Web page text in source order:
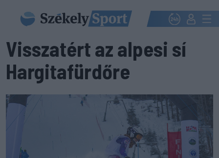
Visszatért az alpesi sí
Hargitafürdőre